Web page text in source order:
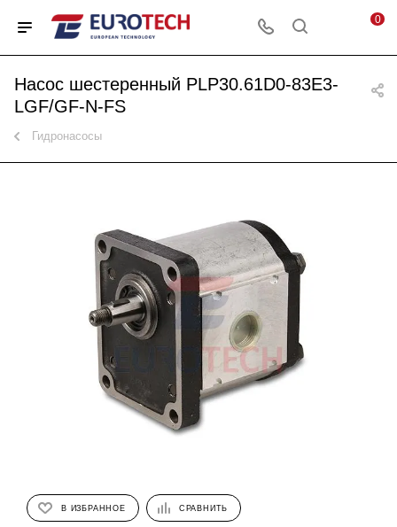
0
Насос шестеренный PLP30.61D0-83E3-
LGF/GF-N-FS
Гидронасосы
В ИЗБРАННОЕ СРАВНИТЬ